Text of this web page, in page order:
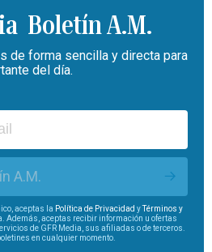
Boletín A.M.
de forma sencilla y directa para
del día.
A.M.
aceptas la Política de Privacidad yTérminos y
Además, aceptas recibir información u ofertas
de GFR Media, sus afiliadas o de terceros.
en cualquier momento.